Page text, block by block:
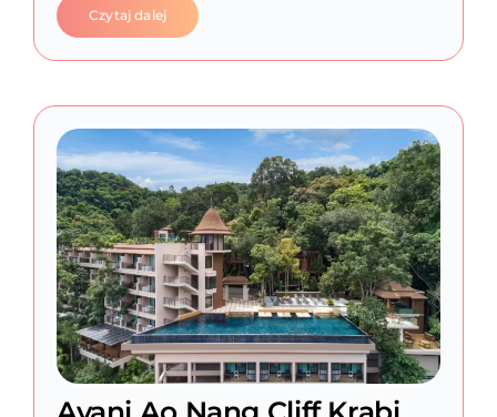
Czytaj dalej